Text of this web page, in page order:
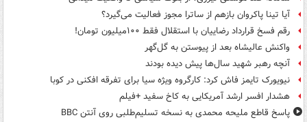
آیا تینا پاکروان بازهم از ساترا مجوز فعالیت می‌گیرد؟
رقم فسخ قرارداد رضاییان با استقلال فقط ۱۰۰میلیون تومان!
واکنش عالیشاه بعد از پیوستن به گل‌گهر
آنچه رهبر شهید سال‌ها پیش دیده بودند
نیویورک تایمز فاش کرد: کارگروه ویژه سیا برای تفرقه افکنی در کوبا
هشدار افسر ارشد آمریکایی به کاخ سفید +فیلم
پاسخ قاطع ملیحه محمدی به نسخه تسلیم‌طلبی روی آنتن BBC